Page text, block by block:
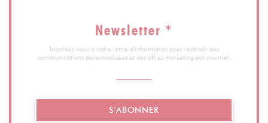
Newsletter *
Inscrivez-vous à notre lettre d'information pour recevoir des
communications personnalisées et des offres marketing par courriel.
S'ABONNER